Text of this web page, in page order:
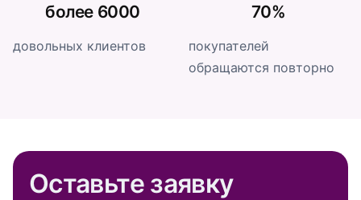
более 6000
довольных клиентов
70%
покупателей
обращаются повторно
Оставьте заявку